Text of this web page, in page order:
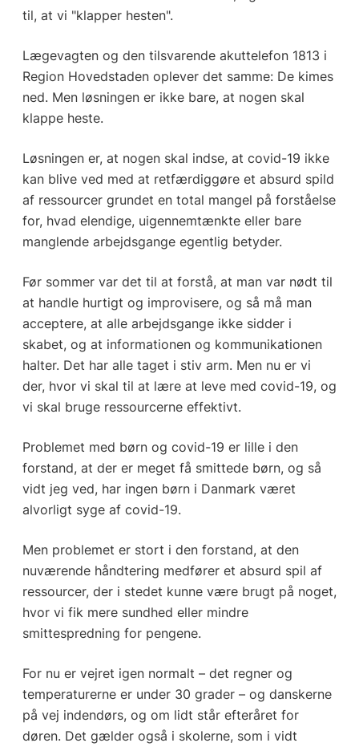
til, at vi "klapper hesten".
Lægevagten og den tilsvarende akuttelefon 1813 i
Region Hovedstaden oplever det samme: De kimes
ned. Men løsningen er ikke bare, at nogen skal
klappe heste.
Løsningen er, at nogen skal indse, at covid-19 ikke
kan blive ved med at retfærdiggøre et absurd spild
af ressourcer grundet en total mangel på forståelse
for, hvad elendige, uigennemtænkte eller bare
manglende arbejdsgange egentlig betyder.
Før sommer var det til at forstå, at man var nødt til
at handle hurtigt og improvisere, og så må man
acceptere, at alle arbejdsgange ikke sidder i
skabet, og at informationen og kommunikationen
halter. Det har alle taget i stiv arm. Men nu er vi
der, hvor vi skal til at lære at leve med covid-19, og
vi skal bruge ressourcerne effektivt.
Problemet med børn og covid-19 er lille i den
forstand, at der er meget få smittede børn, og så
vidt jeg ved, har ingen børn i Danmark været
alvorligt syge af covid-19.
Men problemet er stort i den forstand, at den
nuværende håndtering medfører et absurd spil af
ressourcer, der i stedet kunne være brugt på noget,
hvor vi fik mere sundhed eller mindre
smittespredning for pengene.
For nu er vejret igen normalt – det regner og
temperaturerne er under 30 grader – og danskerne
på vej indendørs, og om lidt står efteråret for
døren. Det gælder også i skolerne, som i vidt